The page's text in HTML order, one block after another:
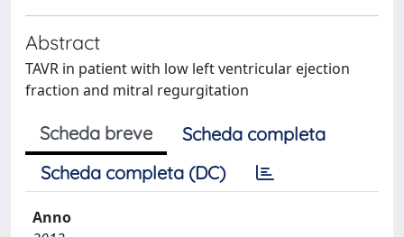
Abstract
TAVR in patient with low left ventricular ejection
fraction and mitral regurgitation
Scheda breve
Scheda completa
Scheda completa (DC)
Anno